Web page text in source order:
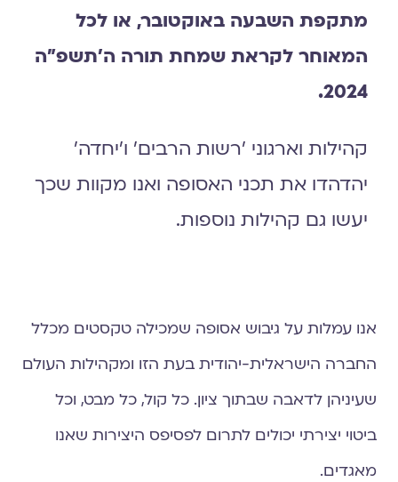
מתקפת השבעה באוקטובר, או לכל
המאוחר לקראת שמחת תורה ה׳תשפ״ה
2024.
קהילות וארגוני 'רשות הרבים' ו'יחדה'
יהדהדו את תכני האסופה ואנו מקוות שכך
יעשו גם קהילות נוספות.
אנו עמלות על גיבוש אסופה שמכילה טקסטים מכלל
החברה הישראלית-יהודית בעת הזו ומקהילות העולם
שעיניהן לדאבה שבתוך ציון. כל קול, כל מבט, וכל
ביטוי יצירתי יכולים לתרום לפסיפס היצירות שאנו
מאגדים.